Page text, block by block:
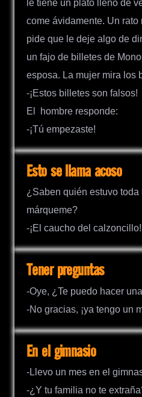
le tiene un plato lleno de
come ávidamente. Un
pide que le deje algo de
un fajo de billetes de
esposa. La mujer mira los
-¡Estos billetes son falsos!
El hombre responde:
-¡Tú empezaste!
Esto se llama acoso
¿Saben quién estuvo
márqueme?
-¡El caucho del calzoncillo!
Tener preguntas
-Oye, ¿Te puedo hacer
-No gracias, ¡ya tengo un
En el gimnasio
-Llevo un mes en el
-¿Y tu familia no te